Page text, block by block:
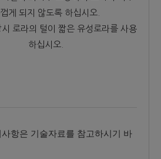
게 되지 않도록 하십시오.
로라의 털이 짧은 유성로라를 사용
하십시오.
항은 기술자료를 참고하시기 바